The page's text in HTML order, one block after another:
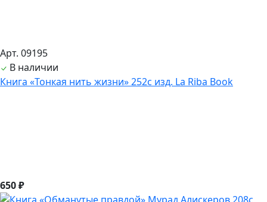
Арт. 09195
В наличии
Книга «Тонкая нить жизни» 252с изд. La Riba Book
650 ₽